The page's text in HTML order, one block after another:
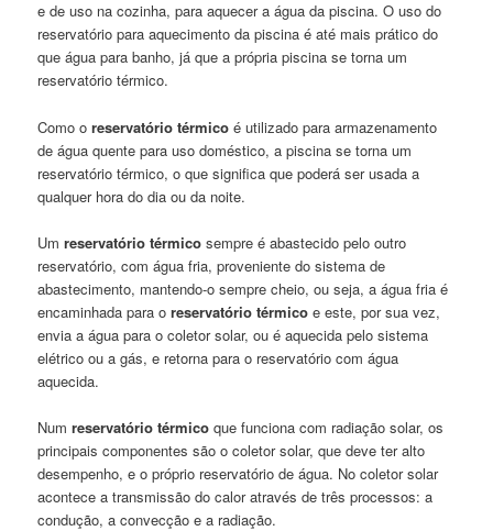
e de uso na cozinha, para aquecer a água da piscina. O uso do
reservatório para aquecimento da piscina é até mais prático do
que água para banho, já que a própria piscina se torna um
reservatório térmico.
Como oreservatório térmico é utilizado para armazenamento
de água quente para uso doméstico, a piscina se torna um
reservatório térmico, o que significa que poderá ser usada a
qualquer hora do dia ou da noite.
Umreservatório térmico sempre é abastecido pelo outro
reservatório, com água fria, proveniente do sistema de
abastecimento, mantendo-o sempre cheio, ou seja, a água fria é
encaminhada para oreservatório térmico e este, por sua vez,
envia a água para o coletor solar, ou é aquecida pelo sistema
elétrico ou a gás, e retorna para o reservatório com água
aquecida.
Numreservatório térmico que funciona com radiação solar, os
principais componentes são o coletor solar, que deve ter alto
desempenho, e o próprio reservatório de água. No coletor solar
acontece a transmissão do calor através de três processos: a
condução, a convecção e a radiação.